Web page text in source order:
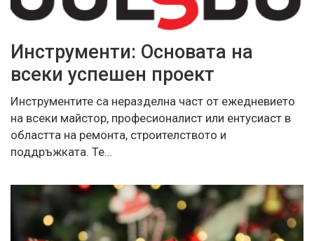
Инструменти: Основата на
всеки успешен проект
Инструментите са неразделна част от ежедневието
на всеки майстор, професионалист или ентусиаст в
областта на ремонта, строителството и
поддръжката. Те…